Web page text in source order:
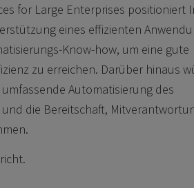
for Large Enterprises positioniert
eines effizienten
Know-how, um eine gute
zu erreichen. Darüber hinaus
Automatisierung des
die Bereitschaft,